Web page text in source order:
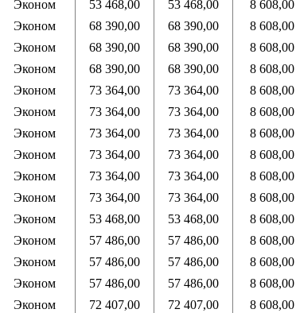
Эконом 53 468,00 53 468,00 8 608,00
Эконом 68 390,00 68 390,00 8 608,00
Эконом 68 390,00 68 390,00 8 608,00
Эконом 68 390,00 68 390,00 8 608,00
Эконом 73 364,00 73 364,00 8 608,00
Эконом 73 364,00 73 364,00 8 608,00
Эконом 73 364,00 73 364,00 8 608,00
Эконом 73 364,00 73 364,00 8 608,00
Эконом 73 364,00 73 364,00 8 608,00
Эконом 73 364,00 73 364,00 8 608,00
Эконом 53 468,00 53 468,00 8 608,00
Эконом 57 486,00 57 486,00 8 608,00
Эконом 57 486,00 57 486,00 8 608,00
Эконом 57 486,00 57 486,00 8 608,00
Эконом 72 407,00 72 407,00 8 608,00